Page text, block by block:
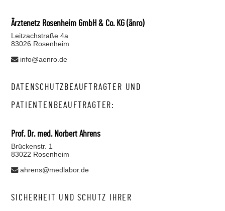
Ärztenetz Rosenheim GmbH & Co. KG (änro)
Leitzachstraße 4a
83026 Rosenheim
info@aenro.de
DATENSCHUTZBEAUFTRAGTER UND
PATIENTENBEAUFTRAGTER:
Prof. Dr. med. Norbert Ahrens
Brückenstr. 1
83022 Rosenheim
ahrens@medlabor.de
SICHERHEIT UND SCHUTZ IHRER